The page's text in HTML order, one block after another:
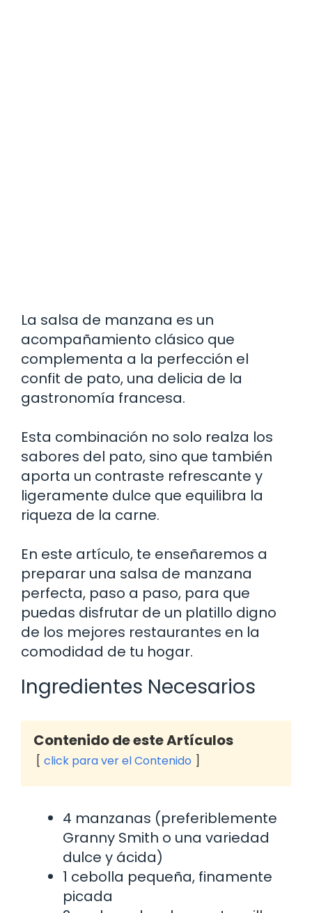
La salsa de manzana es un
acompañamiento clásico que
complementa a la perfección el
confit de pato, una delicia de la
gastronomía francesa.
Esta combinación no solo realza los
sabores del pato, sino que también
aporta un contraste refrescante y
ligeramente dulce que equilibra la
riqueza de la carne.
En este artículo, te enseñaremos a
preparar una salsa de manzana
perfecta, paso a paso, para que
puedas disfrutar de un platillo digno
de los mejores restaurantes en la
comodidad de tu hogar.
Ingredientes Necesarios
Contenido de este Artículos
click para ver el Contenido
4 manzanas (preferiblemente
Granny Smith o una variedad
dulce y ácida)
1 cebolla pequeña, finamente
picada